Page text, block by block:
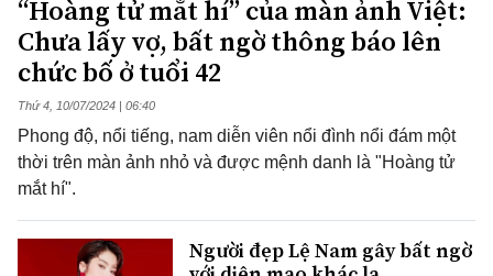
“Hoàng tử mắt hí” của màn ảnh Việt:
Chưa lấy vợ, bất ngờ thông báo lên
chức bố ở tuổi 42
Thứ 4, 10/07/2024 | 06:40
Phong độ, nổi tiếng, nam diễn viên nổi đình nổi đám một
thời trên màn ảnh nhỏ và được mệnh danh là "Hoàng tử
mắt hí".
Người đẹp Lệ Nam gây bất ngờ